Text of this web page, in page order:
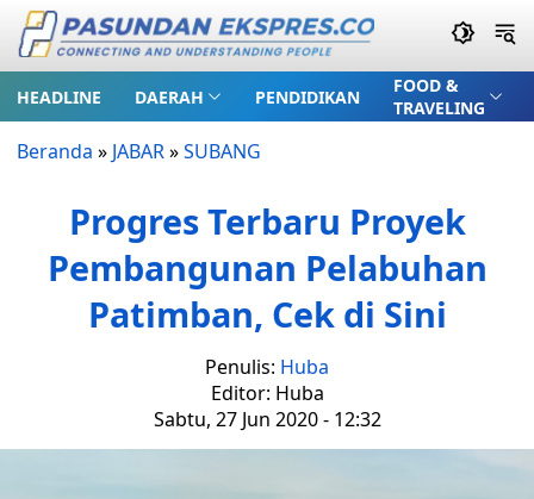
HEADLINE DAERAH PENDIDIKAN
FOOD &
TRAVELING
Beranda » JABAR»SUBANG
Progres Terbaru Proyek
Pembangunan Pelabuhan
Patimban, Cek di Sini
Penulis: Huba
Editor: Huba
Sabtu, 27 Jun 2020 - 12:32